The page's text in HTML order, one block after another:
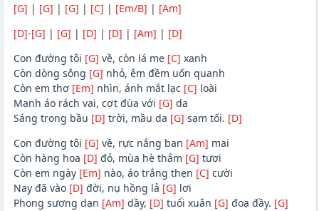
[G] | [G] | [G] | [C] | [Em/B] | [Am]
[D]-[G] | [G] | [D] | [D] | [Am] | [D]
Con đường tôi [G] về, còn lá me [C] xanh
Còn dòng sông [G] nhỏ, êm đềm uốn quanh
Còn em thơ [Em] nhìn, ánh mắt lạc [C] loài
Manh áo rách vai, cợt đùa với [G] da
Sáng trong bầu [D] trời, mầu da [G] sạm tối. [D]
Con đường tôi [G] về, rực nắng ban [Am] mai
Còn hàng hoa [D] đỏ, mùa hè thắm [G] tươi
Còn em ngày [Em] nào, áo trắng thẹn [C] cười
Nay đã vào [D] đời, nụ hồng lả [G] lơi
Phong sương dạn [Am] dầy, [D] tuổi xuân [G] đoạ đầy. [G]